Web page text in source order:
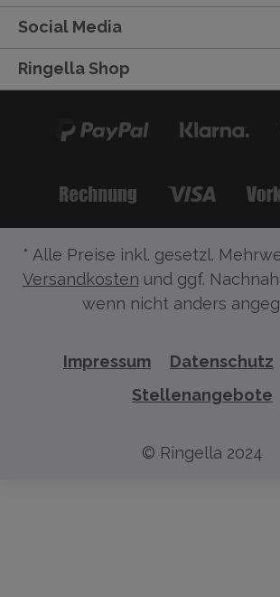
Social Media
Ringella Shop
* Alle Preise inkl. gesetzl.
Versandkosten und ggf.
wenn nicht anders
Impressum Datenschutz
Stellenangebote
© Ringella 2024